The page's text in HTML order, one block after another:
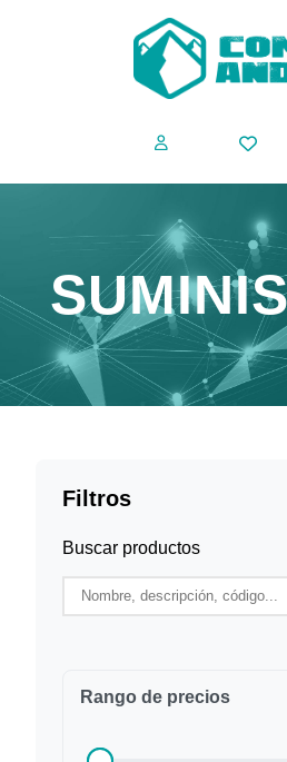
Filtros
Buscar productos
Rango de precios